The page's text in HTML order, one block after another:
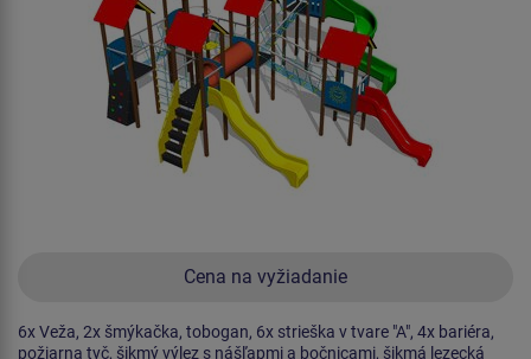
Cena na vyžiadanie
6x Veža, 2x šmýkačka, tobogan, 6x strieška v tvare "A", 4x bariéra,
požiarna tyč, šikmý výlez s nášľapmi a bočnicami, šikmá lezecká